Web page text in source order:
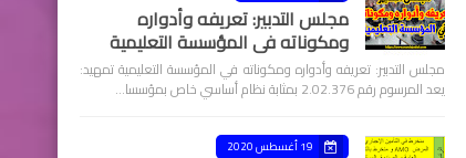
مجلس التدبير: تعريفه وأدواره
ومكوناته في المؤسسة التعليمية
مجلس التدبير: تعريفه وأدواره ومكوناته في المؤسسة التعليمية تمهيد:
يعد المرسوم رقم 2.02.376 بمثابة نظام أساسي خاص بمؤسسا…
19 أغسطس 2020